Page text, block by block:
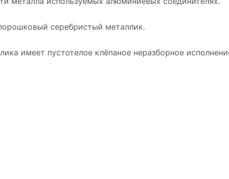
серебристый металлик.
имеет пустотелое клёпаное неразборное